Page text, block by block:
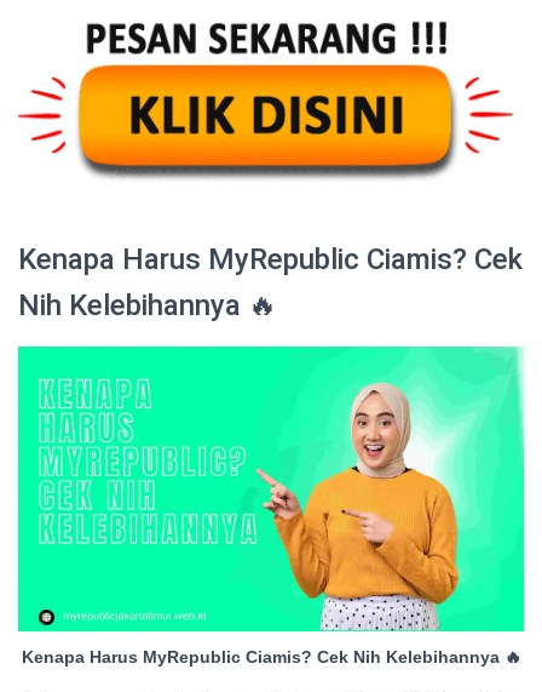
Kenapa Harus MyRepublic Ciamis? Cek
Nih Kelebihannya 🔥
Kenapa Harus MyRepublic Ciamis? Cek Nih Kelebihannya 🔥